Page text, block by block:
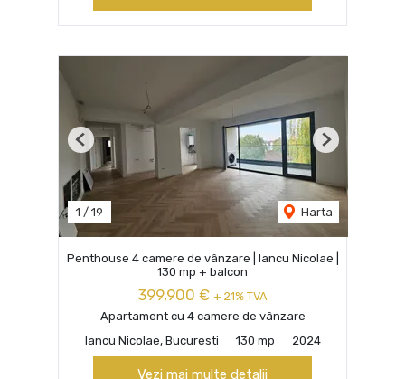
1 / 19 Harta
Previous Next
Penthouse 4 camere de vânzare | Iancu Nicolae |
130 mp + balcon
399,900 € + 21% TVA
Apartament cu 4 camere de vânzare
Iancu Nicolae, Bucuresti
130 mp 2024
Vezi mai multe detalii